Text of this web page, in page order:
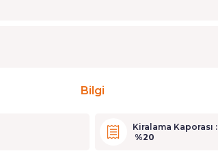
Bilgi
Kiralama Kaporası :
%20